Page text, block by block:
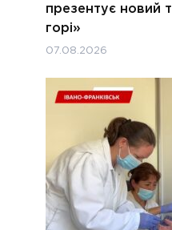
презентує новий
горі»
07.08.2026